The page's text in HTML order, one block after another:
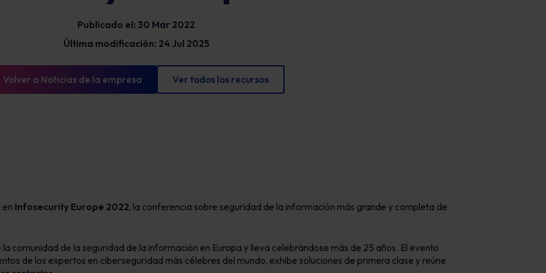
mensurable.
Definiciones de ciberseguridad que debe
conocer
Publicado el: 30 Mar 2022
Última modificación: 24 Jul 2025
Volver a Noticias de la empresa Ver todos los recursos
Infosecurity Europe 2022, la conferencia sobre seguridad de la información más grande y completa de
comunidad de la seguridad de la información en Europa y lleva celebrándose más de 25 años. El evento
de los expertos en ciberseguridad más célebres del mundo, exhibe soluciones de primera clase y reúne